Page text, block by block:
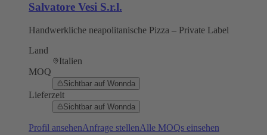
Salvatore Vesi S.r.l.
Handwerkliche neapolitanische Pizza – Private Label
Land
Italien
MOQ
Sichtbar auf Wonnda
Lieferzeit
Sichtbar auf Wonnda
Profil ansehenAnfrage stellenAlle MOQs einsehen